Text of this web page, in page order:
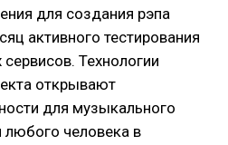
для создания рэпа
активного тестирования
Технологии
открывают
для музыкального
любого человека в